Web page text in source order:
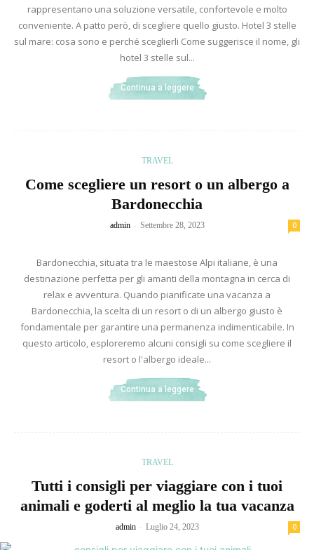
rappresentano una soluzione versatile, confortevole e molto
conveniente. A patto però, di scegliere quello giusto. Hotel 3 stelle
sul mare: cosa sono e perché sceglierli Come suggerisce il nome, gli
hotel 3 stelle sul...
Continua a leggere
TRAVEL
Come scegliere un resort o un albergo a
Bardonecchia
admin - Settembre 28, 2023 0
Bardonecchia, situata tra le maestose Alpi italiane, è una
destinazione perfetta per gli amanti della montagna in cerca di
relax e avventura. Quando pianificate una vacanza a
Bardonecchia, la scelta di un resort o di un albergo giusto è
fondamentale per garantire una permanenza indimenticabile. In
questo articolo, esploreremo alcuni consigli su come scegliere il
resort o l'albergo ideale...
Continua a leggere
TRAVEL
Tutti i consigli per viaggiare con i tuoi
animali e goderti al meglio la tua vacanza
admin - Luglio 24, 2023 0